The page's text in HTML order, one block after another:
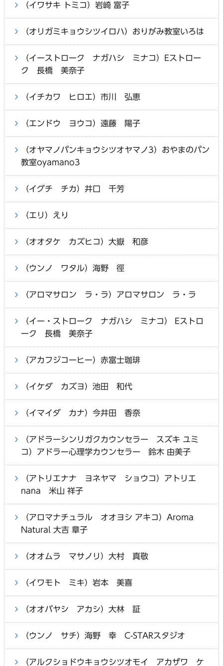
（イワサキ トミコ）岩崎 富子
（オリガミキョウシツイロハ）おりがみ教室いろは
（イーストローク ナガハシ ミナコ）Eストロー
ク 長橋 美奈子
（イチカワ ヒロエ）市川 弘恵
（エンドウ ヨウコ）遠藤 陽子
（オヤマノパンキョウシツオヤマノ3）おやまのパン
教室oyamano3
（イグチ チカ）井口 千芳
（エリ）えり
（オオタケ カズヒコ）大嶽 和彦
（ウンノ ワタル）海野 徑
（アロマサロン ラ・ラ）アロマサロン ラ・ラ
（イー・ストローク ナガハシ ミナコ） Eストロ
ーク 長橋 美奈子
（アカフジコーヒー）赤富士珈琲
（イケダ カズヨ）池田 和代
（イマイダ カナ）今井田 香奈
（アドラーシンリガクカウンセラー スズキ ユミ
コ）アドラー心理学カウンセラー 鈴木 由美子
（アトリエナナ ヨネヤマ ショウコ）アトリエ
nana 米山 祥子
（アロマナチュラル オオヨシ アキコ）Aroma
Natural 大吉 章子
（オオムラ マサノリ）大村 真敬
（イワモト ミキ）岩本 美喜
（オオバヤシ アカシ）大林 証
（ウンノ サチ）海野 幸 C-STARスタジオ
（アルクショドウキョウシツオモイ アカザワ ケ